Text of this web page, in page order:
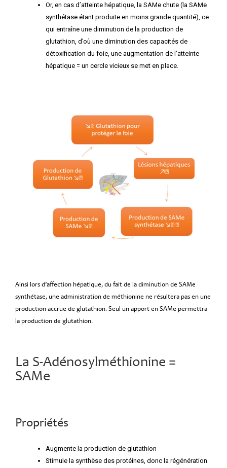
Or, en cas d’atteinte hépatique, la SAMe chute (la SAMe
synthétase étant produite en moins grande quantité), ce
qui entraîne une diminution de la production de
glutathion, d’où une diminution des capacités de
détoxification du foie, une augmentation de l’atteinte
hépatique = un cercle vicieux se met en place.
Ainsi lors d’affection hépatique, du fait de la diminution de SAMe
synthétase, une administration de méthionine ne résultera pas en une
production accrue de glutathion. Seul un apport en SAMe permettra
la production de glutathion.
La S-Adénosylméthionine =
SAMe
Propriétés
Augmente la production de glutathion
Stimule la synthèse des protéines, donc la régénération